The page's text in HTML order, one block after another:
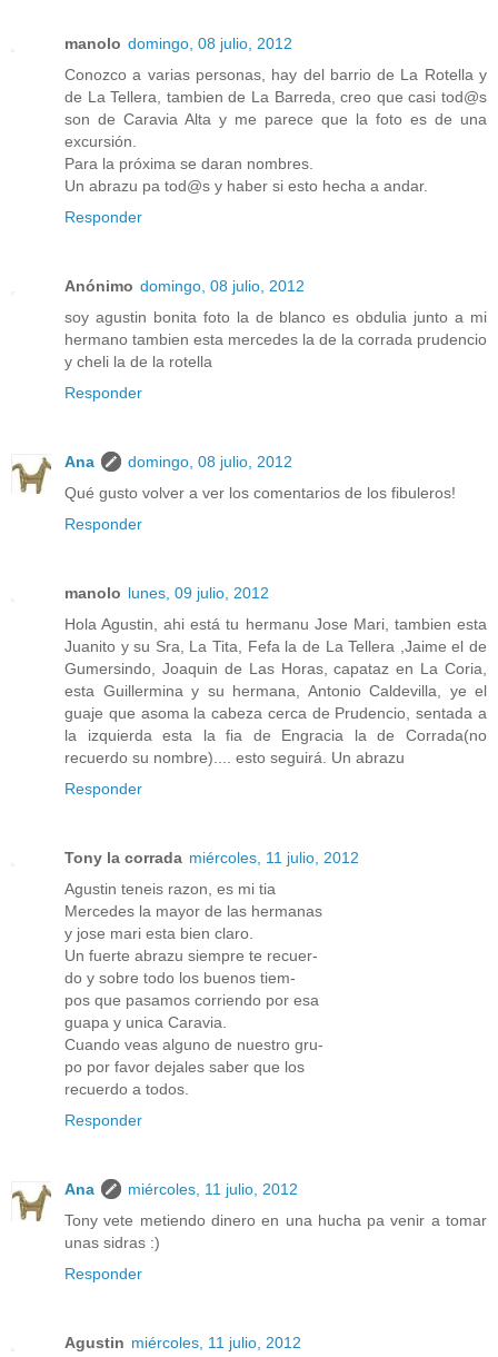
manolo domingo, 08 julio, 2012
Conozco a varias personas, hay del barrio de La Rotella y
de La Tellera, tambien de La Barreda, creo que casi tod@s
son de Caravia Alta y me parece que la foto es de una
excursión.
Para la próxima se daran nombres.
Un abrazu pa tod@s y haber si esto hecha a andar.
Responder
Anónimo domingo, 08 julio, 2012
soy agustin bonita foto la de blanco es obdulia junto a mi
hermano tambien esta mercedes la de la corrada prudencio
y cheli la de la rotella
Responder
Ana
domingo, 08 julio, 2012
Qué gusto volver a ver los comentarios de los fibuleros!
Responder
manolo lunes, 09 julio, 2012
Hola Agustin, ahi está tu hermanu Jose Mari, tambien esta
Juanito y su Sra, La Tita, Fefa la de La Tellera ,Jaime el de
Gumersindo, Joaquin de Las Horas, capataz en La Coria,
esta Guillermina y su hermana, Antonio Caldevilla, ye el
guaje que asoma la cabeza cerca de Prudencio, sentada a
la izquierda esta la fia de Engracia la de Corrada(no
recuerdo su nombre).... esto seguirá. Un abrazu
Responder
Tony la corrada miércoles, 11 julio, 2012
Agustin teneis razon, es mi tia
Mercedes la mayor de las hermanas
y jose mari esta bien claro.
Un fuerte abrazu siempre te recuer-
do y sobre todo los buenos tiem-
pos que pasamos corriendo por esa
guapa y unica Caravia.
Cuando veas alguno de nuestro gru-
po por favor dejales saber que los
recuerdo a todos.
Responder
Ana
miércoles, 11 julio, 2012
Tony vete metiendo dinero en una hucha pa venir a tomar
unas sidras :)
Responder
Agustin miércoles, 11 julio, 2012